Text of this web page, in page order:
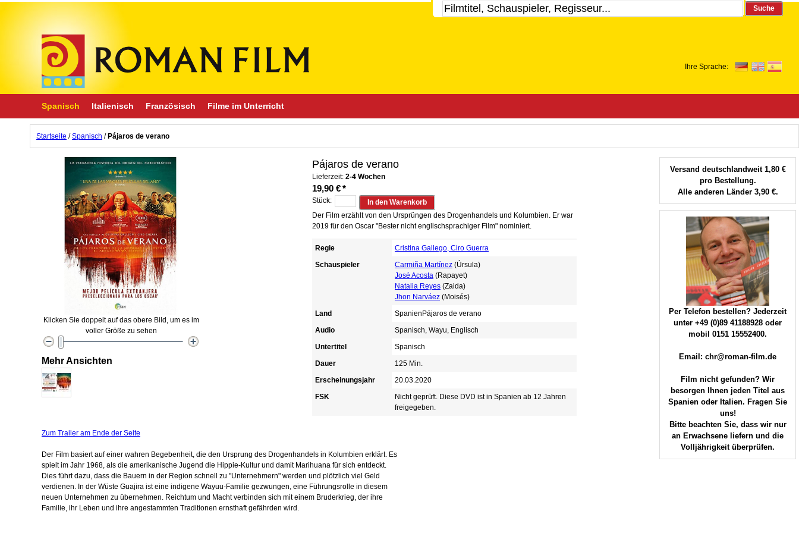
Suche
Ihre Sprache:
Spanisch Italienisch Französisch Filme im Unterricht
Startseite /Spanisch / Pájaros de verano
Versand deutschlandweit 1,80 €
pro Bestellung.
Alle anderen Länder 3,90 €.
Per Telefon bestellen? Jederzeit
unter +49 (0)89 41188928 oder
mobil 0151 15552400.
Email: chr@roman-film.de
Film nicht gefunden? Wir
besorgen Ihnen jeden Titel aus
Spanien oder Italien. Fragen Sie
uns!
Bitte beachten Sie, dass wir nur
an Erwachsene liefern und die
Volljährigkeit überprüfen.
Klicken Sie doppelt auf das obere Bild, um es im
voller Größe zu sehen
Mehr Ansichten
Pájaros de verano
Lieferzeit: 2-4 Wochen
19,90 €*
Stück:
In den Warenkorb
Der Film erzählt von den Ursprüngen des Drogenhandels und Kolumbien. Er war
2019 für den Oscar "Bester nicht englischsprachiger Film" nominiert.
Regie
Cristina Gallego, Ciro Guerra
Schauspieler
Carmiña Martínez (Úrsula)
José Acosta (Rapayet)
Natalia Reyes (Zaida)
Jhon Narváez (Moisés)
Land
SpanienPájaros de verano
Audio
Spanisch, Wayu, Englisch
Untertitel
Spanisch
Dauer
125 Min.
Erscheinungsjahr
20.03.2020
FSK
Nicht geprüft. Diese DVD ist in Spanien ab 12 Jahren
freigegeben.
Zum Trailer am Ende der Seite
Der Film basiert auf einer wahren Begebenheit, die den Ursprung des Drogenhandels in Kolumbien erklärt. Es
spielt im Jahr 1968, als die amerikanische Jugend die Hippie-Kultur und damit Marihuana für sich entdeckt.
Dies führt dazu, dass die Bauern in der Region schnell zu "Unternehmern" werden und plötzlich viel Geld
verdienen. In der Wüste Guajira ist eine indigene Wayuu-Familie gezwungen, eine Führungsrolle in diesem
neuen Unternehmen zu übernehmen. Reichtum und Macht verbinden sich mit einem Bruderkrieg, der ihre
Familie, ihr Leben und ihre angestammten Traditionen ernsthaft gefährden wird.